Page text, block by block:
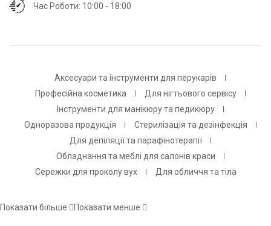
Час Роботи: 10:00 - 18:00
Аксесуари та інструменти для перукарів
Професійна косметика
Для нігтьового сервісу
Інструменти для манікюру та педикюру
Одноразова продукція
Стерилізація та дезінфекція
Для депіляції та парафінотерапії
Обладнання та меблі для салонів краси
Сережки для проколу вух
Для обличчя та тіла
Показати більше Показати менше